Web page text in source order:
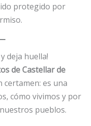
protegido por
deja huella!
de Castellar de
certamen: es una
cómo vivimos y por
pueblos.